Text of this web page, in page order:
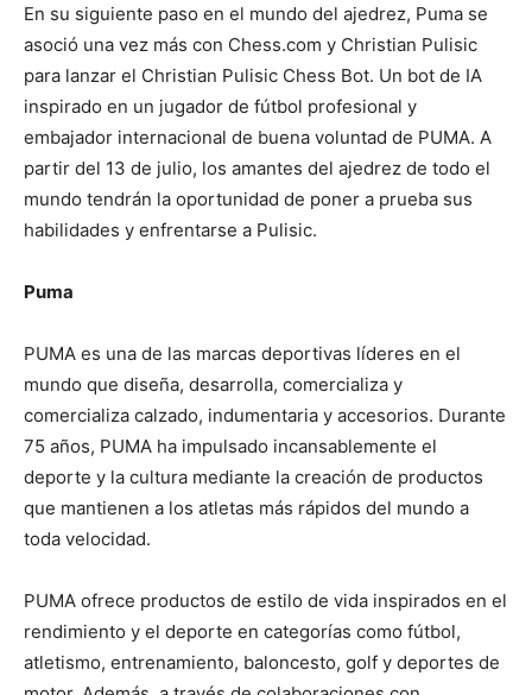
En su siguiente paso en el mundo del ajedrez, Puma se
asoció una vez más con Chess.com y Christian Pulisic
para lanzar el Christian Pulisic Chess Bot. Un bot de IA
inspirado en un jugador de fútbol profesional y
embajador internacional de buena voluntad de PUMA. A
partir del 13 de julio, los amantes del ajedrez de todo el
mundo tendrán la oportunidad de poner a prueba sus
habilidades y enfrentarse a Pulisic.
Puma
PUMA es una de las marcas deportivas líderes en el
mundo que diseña, desarrolla, comercializa y
comercializa calzado, indumentaria y accesorios. Durante
75 años, PUMA ha impulsado incansablemente el
deporte y la cultura mediante la creación de productos
que mantienen a los atletas más rápidos del mundo a
toda velocidad.
PUMA ofrece productos de estilo de vida inspirados en el
rendimiento y el deporte en categorías como fútbol, ​​
atletismo, entrenamiento, baloncesto, golf y deportes de